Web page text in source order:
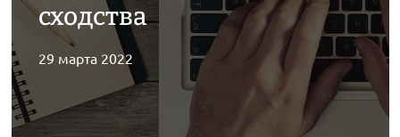
сходства
29 марта 2022